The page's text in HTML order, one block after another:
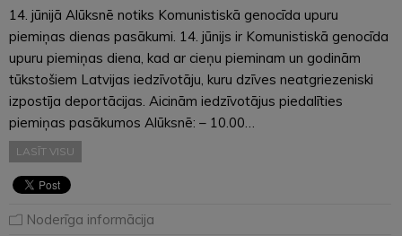
14. jūnijā Alūksnē notiks Komunistiskā genocīda upuru
piemiņas dienas pasākumi. 14. jūnijs ir Komunistiskā genocīda
upuru piemiņas diena, kad ar cieņu pieminam un godinām
tūkstošiem Latvijas iedzīvotāju, kuru dzīves neatgriezeniski
izpostīja deportācijas. Aicinām iedzīvotājus piedalīties
piemiņas pasākumos Alūksnē: – 10.00…
LASĪT VISU
Noderīga informācija